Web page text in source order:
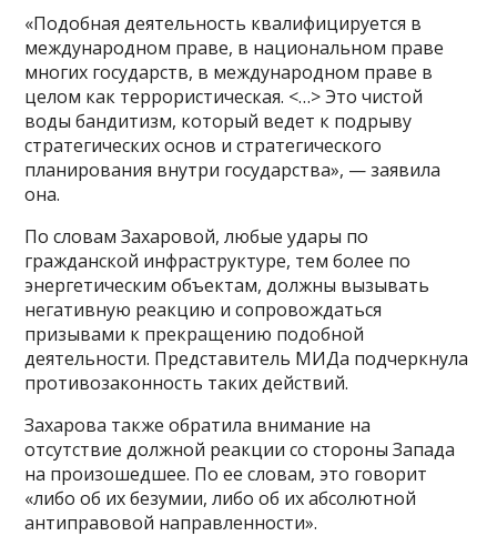
«Подобная деятельность квалифицируется в
международном праве, в национальном праве
многих государств, в международном праве в
целом как террористическая. <…> Это чистой
воды бандитизм, который ведет к подрыву
стратегических основ и стратегического
планирования внутри государства», — заявила
она.
По словам Захаровой, любые удары по
гражданской инфраструктуре, тем более по
энергетическим объектам, должны вызывать
негативную реакцию и сопровождаться
призывами к прекращению подобной
деятельности. Представитель МИДа подчеркнула
противозаконность таких действий.
Захарова также обратила внимание на
отсутствие должной реакции со стороны Запада
на произошедшее. По ее словам, это говорит
«либо об их безумии, либо об их абсолютной
антиправовой направленности».